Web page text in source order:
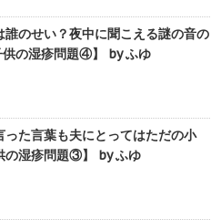
誰のせい？夜中に聞こえる謎の音の
の湿疹問題④】 by ふゆ
った言葉も夫にとってはただの小
の湿疹問題③】 by ふゆ